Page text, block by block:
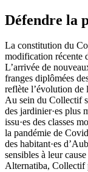
Défendre la
La constitution du
modification récente
L’arrivée de
franges diplômées
reflète l’évolution de
Au sein du Collectif
des jardinier·es plus
issu·es des classes
la pandémie de
des habitant·es
sensibles à leur
Alternatiba, Collectif